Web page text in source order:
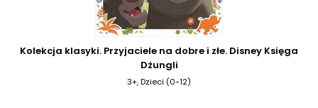
Kolekcja klasyki. Przyjaciele na dobre i złe. Disney Księga
Dżungli
3+, Dzieci (0-12)